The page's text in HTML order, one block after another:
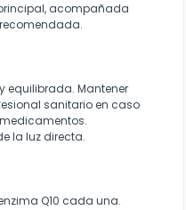
acompañada
equilibrada. Mantener
sanitario en caso
la luz directa.
Q10 cada una.